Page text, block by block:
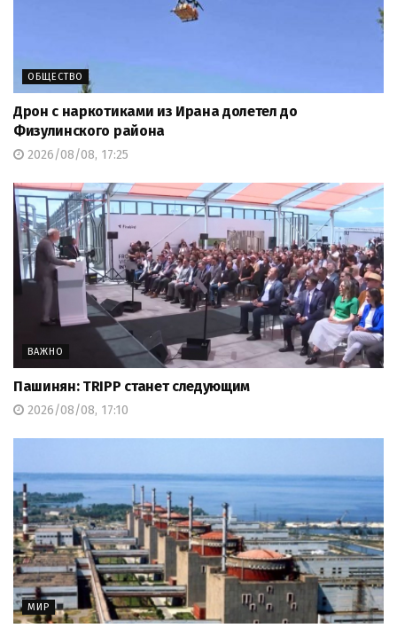
ОБЩЕСТВО
Дрон с наркотиками из Ирана долетел до
Физулинского района
2026/08/08, 17:25
ВАЖНО
Пашинян: TRIPP станет следующим
2026/08/08, 17:10
МИР